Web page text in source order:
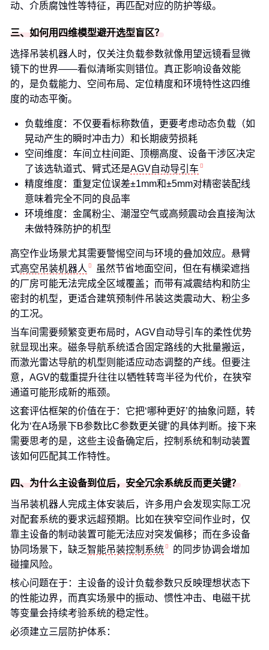
动、介质腐蚀性等特征，再匹配对应的防护等级。
三、如何用四维模型避开选型盲区？
选择吊装机器人时，仅关注负载参数就像用望远镜看显微
镜下的世界——看似清晰实则错位。真正影响设备效能
的，是负载能力、空间布局、定位精度和环境特性这四维
度的动态平衡。
负载维度：不仅要看标称数值，更要考虑动态负载（如
晃动产生的瞬时冲击力）和长期疲劳损耗
空间维度：车间立柱间距、顶棚高度、设备干涉区决定
了该选轨道式、臂式还是AGV自动导引车
精度维度：重复定位误差±1mm和±5mm对精密装配线
意味着完全不同的良品率
环境维度：金属粉尘、潮湿空气或高频震动会直接淘汰
未做特殊防护的机型
高空作业场景尤其需要警惕空间与环境的叠加效应。悬臂
式高空吊装机器人
虽然节省地面空间，但在有横梁遮挡
的厂房可能无法完成全区域覆盖；而带有减震结构和防尘
密封的机型，更适合建筑预制件吊装这类震动大、粉尘多
的工况。
当车间需要频繁变更布局时，AGV自动导引车的柔性优势
就显现出来。磁条导航系统适合固定路线的大批量搬运，
而激光雷达导航的机型则能适应动态调整的产线。但要注
意，AGV的载重提升往往以牺牲转弯半径为代价，在狭窄
通道可能形成新的瓶颈。
这套评估框架的价值在于：它把‘哪种更好’的抽象问题，转
化为‘在A场景下B参数比C参数更关键’的具体判断。接下来
需要思考的是，这些主设备确定后，控制系统和制动装置
该如何匹配其工作特性。
四、为什么主设备到位后，安全冗余系统反而更关键？
当吊装机器人完成主体安装后，许多用户会发现实际工况
对配套系统的要求远超预期。比如在狭窄空间作业时，仅
靠主设备的制动装置可能无法应对突发偏移；而在多设备
协同场景下，缺乏智能吊装控制系统
的同步协调会增加
碰撞风险。
核心问题在于：主设备的设计负载参数只反映理想状态下
的性能边界，而真实场景中的振动、惯性冲击、电磁干扰
等变量会持续考验系统的稳定性。
必须建立三层防护体系：